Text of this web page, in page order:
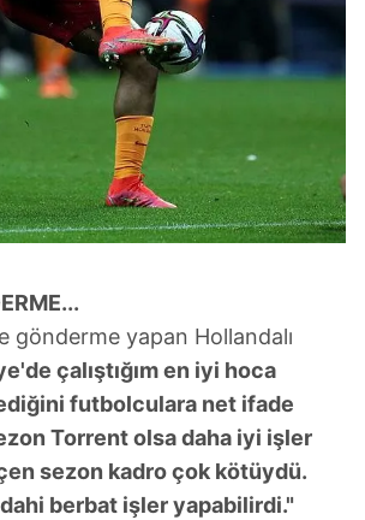
ve üçüncü kişilere ait çerezler
çerezler vasıtasıyla çeşitli kişisel
olup gerekli olan çerezler bilgi
sunulması amacıyla
çerezler, sitemizin daha işlevsel
ve sizlere yönelik
yapılması, amaçlarıyla
dahilinde kullanılacaktır.
Çerezlere ilişkin detaylı bilgi
tıklayabilir, Çerez Bilgilendirme
Verilerin Korunması Kanunu uyarınca
Metnimizi okumak ve sitemizde
olarak kullanılan çerezlerle ilgili bilgi
.
gönderme yapan Hollandalı
çalıştığım en iyi hoca
futbolculara net ifade
Torrent olsa daha iyi işler
sezon kadro çok kötüydü.
berbat işler yapabilirdi."